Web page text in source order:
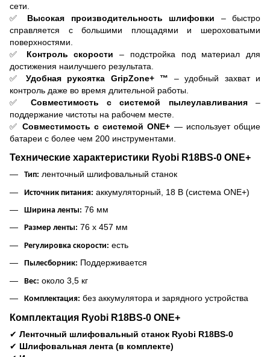
сети.
✅ Высокая производительность шлифовки – быстро
справляется с большими площадями и шероховатыми
поверхностями.
✅ Контроль скорости – подстройка под материал для
достижения наилучшего результата.
✅ Удобная рукоятка GripZone+ ™ – удобный захват и
контроль даже во время длительной работы.
✅ Совместимость с системой пылеулавливания–
поддержание чистоты на рабочем месте.
✅ Совместимость с системой ONE+ — использует общие
батареи с более чем 200 инструментами.
Технические характеристики Ryobi R18BS-0 ONE+
Тип: ленточный шлифовальный станок
Источник питания: аккумуляторный, 18 В (система ONE+)
Ширина ленты: 76 мм
Размер ленты: 76 x 457 мм
Регулировка скорости: есть
Пылесборник: Поддерживается
Вес: около 3,5 кг
Комплектация: без аккумулятора и зарядного устройства
Комплектация Ryobi R18BS-0 ONE+
✔ Ленточный шлифовальный станок Ryobi R18BS-0
✔ Шлифовальная лента (в комплекте)